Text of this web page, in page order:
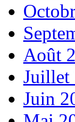
Août
Juillet
Juin